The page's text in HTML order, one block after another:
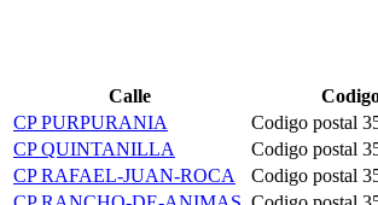
Calle
CP PURPURANIA
Codigo postal
CP QUINTANILLA
Codigo postal
CP RAFAEL-JUAN-ROCA
Codigo postal